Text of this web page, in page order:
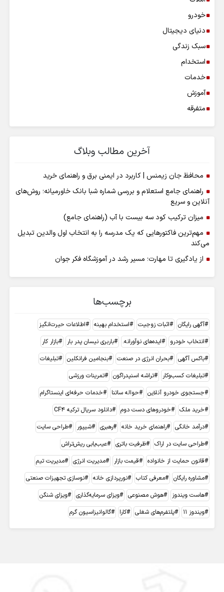
خودرو
دنیای دیجیتال
سبک زندگی
استخدام
خدمات
آموزش
متفرقه
آخرین مطالب وبلاگ
محافظ جان زیمنس | کاربرد در ایمنی برق و راهنمای خرید
راهنمای جامع استعلام و بررسی شماره شبا بانک خاورمیانه؛ روش‌های
آنلاین و سریع
میزان ترکیب کود سه بیست با آب (راهنمای جامع)
مهم‌ترین فاکتورهایی که یک مدرسه را به انتخاب اول والدین تبدیل
می‌کند
از یادگیری تا مهارت؛ مسیر رشد در آموزشگاه فکر جوان
برچسب‌ها
آگهی رایگان اثبات زوجیت استخدام بهینه
اطلاعات حیرت‌انگیز
انتخاب خودرو
ایده‌های نوآورانه. باربری نیسان پدر بار
بازار کار
باکس آگهی
بحران انرژی در صنعت بنجامین فرانکلین
تبلیغات
تبلیغات کسب‌وکار
تراشه اسنپدراگون
تمرینات ورزشی
جستجوی خودرو آنلاین
حواله ساتنا
خدمات حرفه‌ای اینستاگرام
خرید ملک
خودروهای دست دوم
دانلود سریال ترکیه CF4
درآمد خانگی
راهنمای خرید خانه رهبری شیپور
طراحی سایت
طراحی سایت در اراک
ظرفیت باتری
عیب‌یابی ریش‌تراش
قانون حمایت از خانواده
قیمت بازار مدیریت انرژی
مدیریت تیم
مشاوره رایگان
معرفی کتاب نورپردازی خانه
نوسازی تجهیزات صنعتی
هاست ویندوز
هوش مصنوعی ویزای سرمایه‌گذاری
ویزای شنگن
ویندوز 11
پلتفرم‌های شغلی کارا گالوانیزاسیون گرم